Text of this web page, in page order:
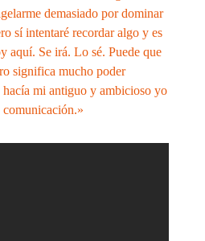
demasiado por dominar
sí intentaré recordar algo y es
aquí. Se irá. Lo sé. Puede que
significa mucho poder
mi antiguo y ambicioso yo